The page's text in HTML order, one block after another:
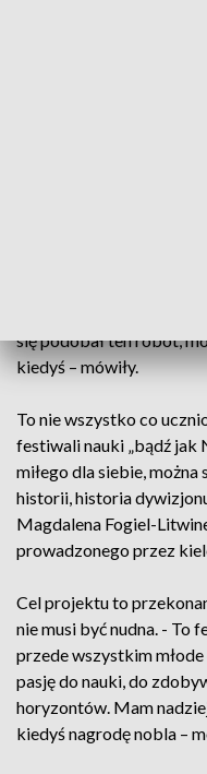
się podobał ten robot,
kiedyś – mówiły.
To nie wszystko co
festiwali nauki „bądź jak
miłego dla siebie,
historii, historia
Magdalena Fogiel-
prowadzonego przez
Cel projektu to
nie musi być nudna. - To
przede wszystkim
pasję do nauki, do
horyzontów. Mam
kiedyś nagrodę nobla –